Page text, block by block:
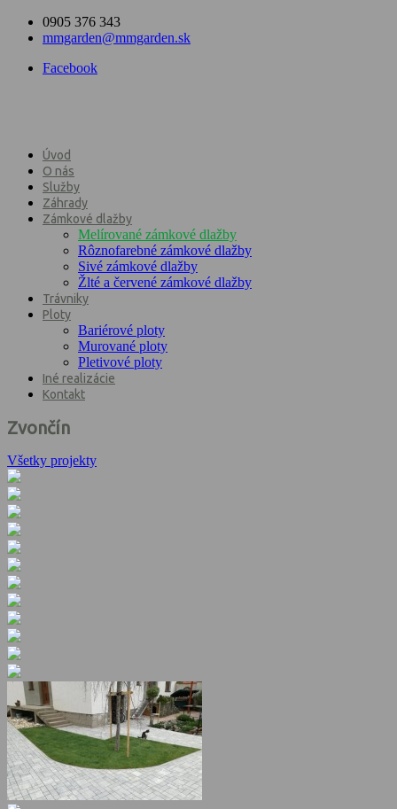
0905 376 343
mmgarden@mmgarden.sk
Facebook
Úvod
O nás
Služby
Záhrady
Zámkové dlažby
Melírované zámkové dlažby
Rôznofarebné zámkové dlažby
Sivé zámkové dlažby
Žlté a červené zámkové dlažby
Trávniky
Ploty
Bariérové ploty
Murované ploty
Pletivové ploty
Iné realizácie
Kontakt
Zvončín
Všetky projekty